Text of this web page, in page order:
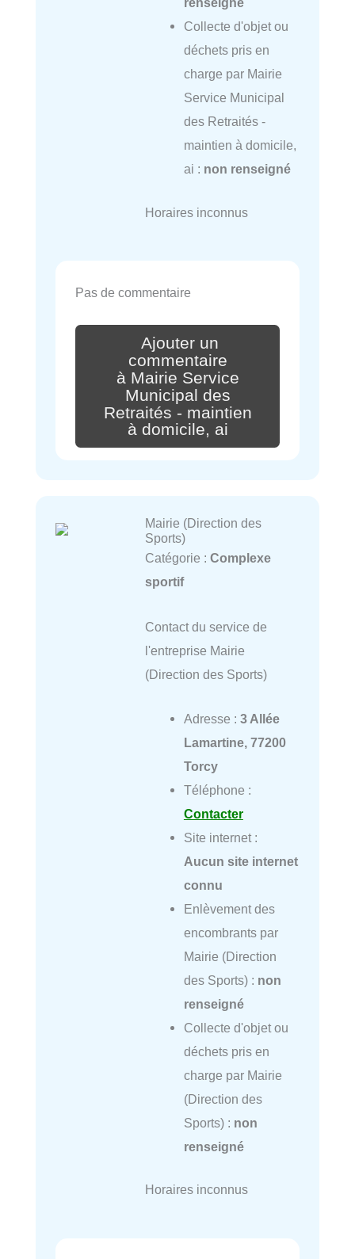
Collecte d'objet ou
déchets pris en
charge par Mairie
Service Municipal
des Retraités -
maintien à domicile,
ai : non renseigné
Horaires inconnus
Pas de commentaire
Ajouter un
commentaire
à Mairie Service
Municipal des
Retraités - maintien
à domicile, ai
Mairie (Direction des
Sports)
Catégorie : Complexe
sportif
Contact du service de
l'entreprise Mairie
(Direction des Sports)
Adresse : 3 Allée
Lamartine, 77200
Torcy
Téléphone :
Contacter
Site internet :
Aucun site internet
connu
Enlèvement des
encombrants par
Mairie (Direction
des Sports) : non
renseigné
Collecte d'objet ou
déchets pris en
charge par Mairie
(Direction des
Sports) : non
renseigné
Horaires inconnus